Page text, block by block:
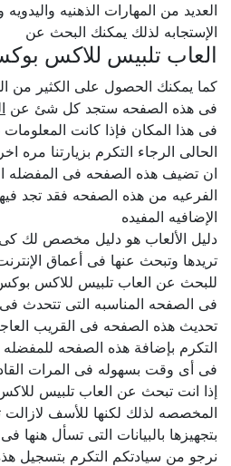
العديد من المهارات الذهنيه واليدويه
الإستجابه لذلك يمكنك البحث عن
العاب تلبيس للاكس
كما يمكنك الحصول على الكثير من
فى هذه الصفحه ستجد كل شئ عن
فى هذا المكان فإذا كانت المعلومات
الحالى الرجاء التكرم بزيارتنا مره
ان تضيف هذه الصفحه فى المفضله
الفرعيه من هذه الصفحه فقد تجد
الإضافيه المفيده
دليل الألعاب هو دليل مخصص لك كى
تريدها وتبحث عنها فى أعماق
للبحث عن العاب تلبيس للاكس بوكس
فى الصفحه المناسبه التى تتحدث فى
تحديث هذه الصفحه فى القريب
التكرم بإضافة هذه الصفحه للمفضله
فى أى وقت بسهوله فى المرات
إذا انت تبحث عن العاب تلبيس
المخصصه لذلك لكنها للأسف لازالت
بتجهيزها بالبيانات التى تسأل هنها
نرجو من سيادتكم التكرم بتسجيل